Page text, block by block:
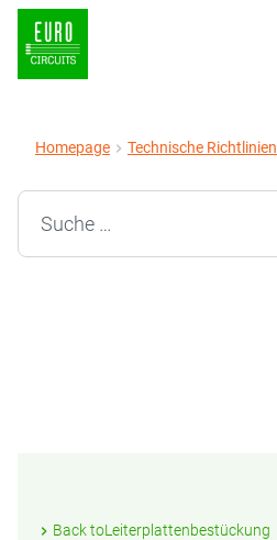
Homepage Technische Richtlinien
Search for:
Back toLeiterplattenbestückung